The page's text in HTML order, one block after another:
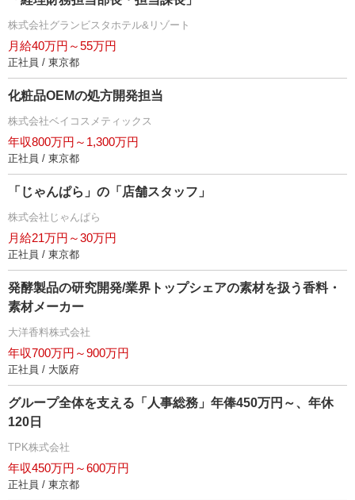
株式会社グランビスタホテル&リゾート
月給40万円～55万円
正社員 / 東京都
化粧品OEMの処方開発担当
株式会社ベイコスメティックス
年収800万円～1,300万円
正社員 / 東京都
「じゃんぱら」の「店舗スタッフ」
株式会社じゃんぱら
月給21万円～30万円
正社員 / 東京都
発酵製品の研究開発/業界トップシェアの素材を扱う香料・
素材メーカー
大洋香料株式会社
年収700万円～900万円
正社員 / 大阪府
グループ全体を支える「人事総務」年俸450万円～、年休
120日
TPK株式会社
年収450万円～600万円
正社員 / 東京都